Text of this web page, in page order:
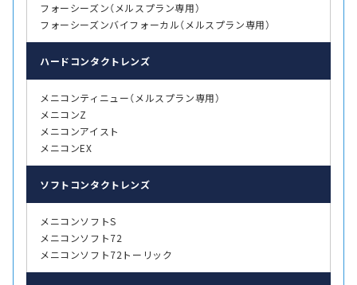
フォーシーズン（メルスプラン専用）
フォーシーズンバイフォーカル（メルスプラン専用）
ハード コンタクトレンズ
メニコンティニュー（メルスプラン専用）
メニコンZ
メニコンアイスト
メニコンEX
ソフト コンタクトレンズ
メニコンソフトS
メニコンソフト72
メニコンソフト72トーリック